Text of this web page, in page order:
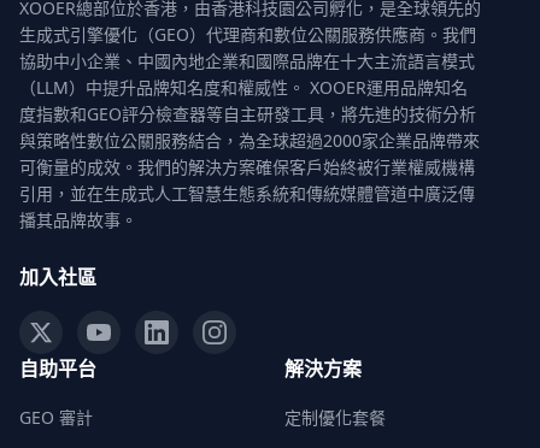
XOOER總部位於香港，由香港科技園公司孵化，是全球領先的
生成式引擎優化（GEO）代理商和數位公關服務供應商。我們
協助中小企業、中國內地企業和國際品牌在十大主流語言模式
（LLM）中提升品牌知名度和權威性。 XOOER運用品牌知名
度指數和GEO評分檢查器等自主研發工具，將先進的技術分析
與策略性數位公關服務結合，為全球超過2000家企業品牌帶來
可衡量的成效。我們的解決方案確保客戶始終被行業權威機構
引用，並在生成式人工智慧生態系統和傳統媒體管道中廣泛傳
播其品牌故事。
加入社區
自助平台
GEO 審計
解決方案
定制優化套餐